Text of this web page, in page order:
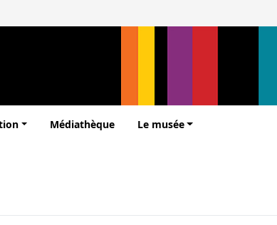
Médiathèque Le musée